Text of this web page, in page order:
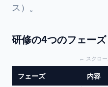
ス ）。
研修の4つのフェーズ
フェーズ 内容